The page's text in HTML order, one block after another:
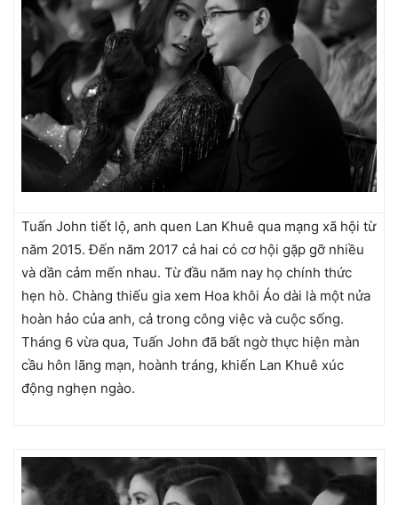
Tuấn John tiết lộ, anh quen Lan Khuê qua mạng xã hội từ
năm 2015. Đến năm 2017 cả hai có cơ hội gặp gỡ nhiều
và dần cảm mến nhau. Từ đầu năm nay họ chính thức
hẹn hò. Chàng thiếu gia xem Hoa khôi Áo dài là một nửa
hoàn hảo của anh, cả trong công việc và cuộc sống.
Tháng 6 vừa qua, Tuấn John đã bất ngờ thực hiện màn
cầu hôn lãng mạn, hoành tráng, khiến Lan Khuê xúc
động nghẹn ngào.